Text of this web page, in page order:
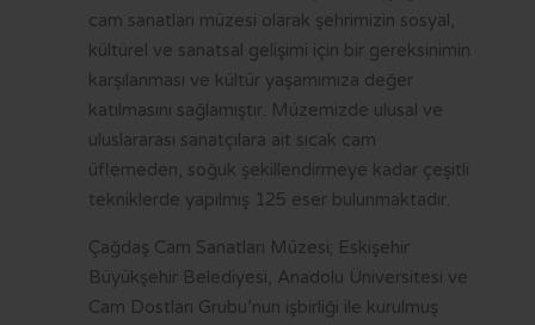
STRATEJİK PLAN
MEVZUAT
İÇ KONTROL
YETKİ VE SORUMLULUKLAR
BAŞVURU VE BELGELER
BELEDİYE ŞİRKETLERİ
YAYINLARIMIZ
PARSELASYON PLANI İLANLARI
İLAN PORTALI
MECLİS KARARLARI
SAYDAMLIK VE HESAPVERİLEBİLİRLİK
K.V.K.K VE BİLGİ GÜVENLİĞİ
UKOME KARARLARI
BELEDİYE MECLİS ÜYESİ NASIL OLUNUR?
KÜLTÜR - SANAT
SAĞLIK HİZMETLERİ
SOSYAL BELEDİYECİLİK
SPOR
ULAŞIM
BORÇ SORGULAMA
FR
cam sanatları müzesi olarak şehrimizin sosyal,
kültürel ve sanatsal gelişimi için bir gereksinimin
karşılanması ve kültür yaşamımıza değer
katılmasını sağlamıştır. Müzemizde ulusal ve
uluslararası sanatçılara ait sıcak cam
üflemeden, soğuk şekillendirmeye kadar çeşitli
tekniklerde yapılmış 125 eser bulunmaktadır.
Çağdaş Cam Sanatları Müzesi; Eskişehir
Büyükşehir Belediyesi, Anadolu Üniversitesi ve
Cam Dostları Grubu’nun işbirliği ile kurulmuş